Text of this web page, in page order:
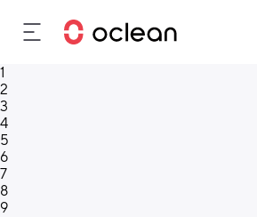
1
2
3
4
5
6
7
8
9